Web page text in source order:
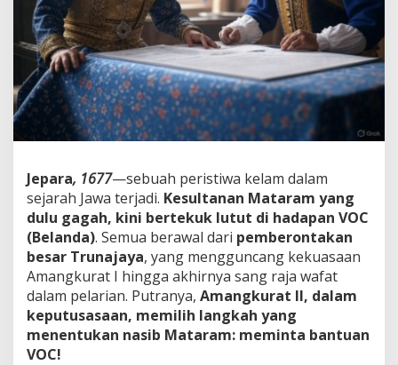
7
7
:
D
e
m
i
T
a
a
M
a
t
a
r
a
m
,
A
m
Jepara, 1677—sebuah peristiwa kelam dalam
sejarah Jawa terjadi. Kesultanan Mataram yang
dulu gagah, kini bertekuk lutut di hadapan VOC
(Belanda). Semua berawal dari pemberontakan
besar Trunajaya, yang mengguncang kekuasaan
Amangkurat I hingga akhirnya sang raja wafat
dalam pelarian. Putranya, Amangkurat II, dalam
keputusasaan, memilih langkah yang
menentukan nasib Mataram: meminta bantuan
VOC!